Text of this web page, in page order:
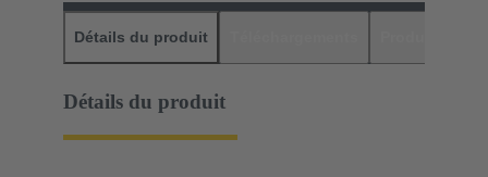
Détails du produit
Détails du produit